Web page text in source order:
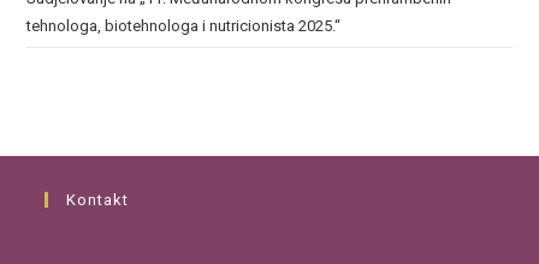
tehnologa, biotehnologa i nutricionista 2025.“
Kontakt